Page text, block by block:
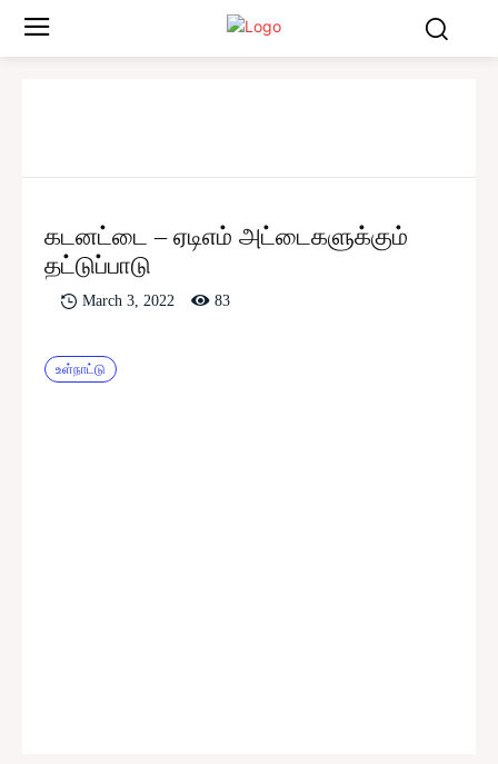
கடனட்டை – ஏடிஎம் அட்டைகளுக்கும்
தட்டுப்பாடு
March 3, 2022 83
உள்நாட்டு